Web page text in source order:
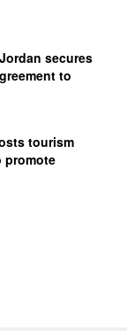
secures
to
tourism
promote